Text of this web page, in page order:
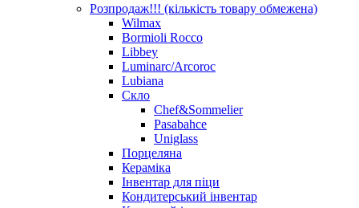
Розпродаж!!! (кількість товару обмежена)
Wilmax
Bormioli Rocco
Libbey
Luminarc/Arcoroc
Lubiana
Скло
Chef&Sommelier
Pasabahce
Uniglass
Порцеляна
Кераміка
Інвентар для піци
Кондитерський інвентар